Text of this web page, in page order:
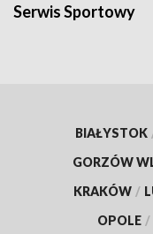
Serwis Sportowy
BIAŁYSTOK
GORZÓW
KRAKÓW /
OPOLE /